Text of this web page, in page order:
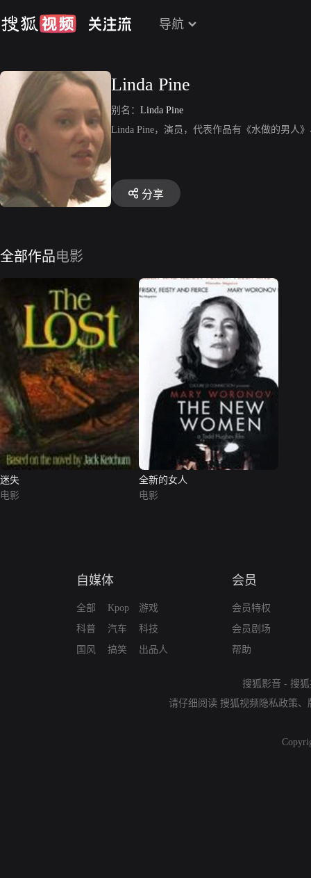
导航
Linda Pine
别名： Linda Pine
Linda Pine，演员，代表作品有《水做的男人
分享
全部作品电影
迷失
电影
全新的女人
电影
自媒体
全部
科普
国风
Kpop
汽车
搞笑
游戏
科技
出品人
会员
会员特权
会员剧场
帮助
搜狐影音 - 搜
请仔细阅读 搜狐视频隐私政策、